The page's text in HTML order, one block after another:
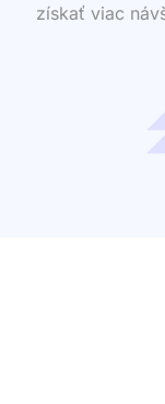
získať viac